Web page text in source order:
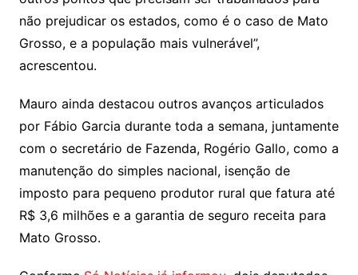
não prejudicar os estados, como é o caso de Mato
Grosso, e a população mais vulnerável”,
acrescentou.
Mauro ainda destacou outros avanços articulados
por Fábio Garcia durante toda a semana, juntamente
com o secretário de Fazenda, Rogério Gallo, como a
manutenção do simples nacional, isenção de
imposto para pequeno produtor rural que fatura até
R$ 3,6 milhões e a garantia de seguro receita para
Mato Grosso.